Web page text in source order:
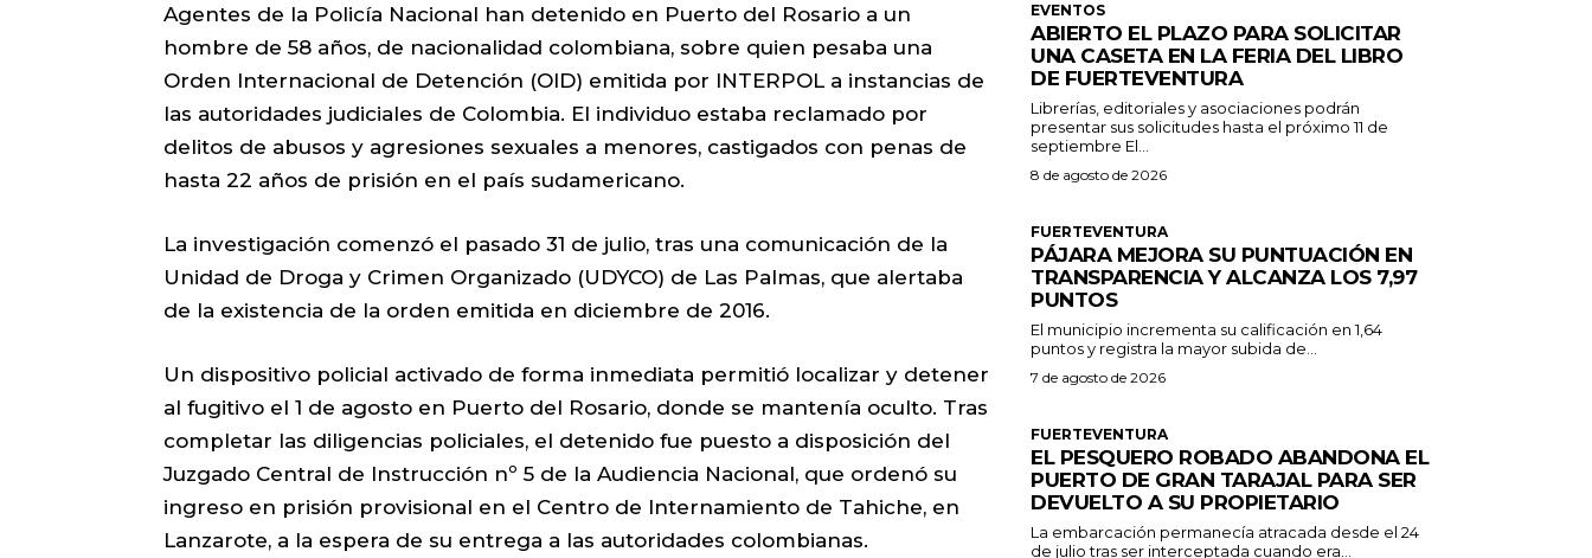
Agentes de la Policía Nacional han detenido en Puerto del Rosario a un
hombre de 58 años, de nacionalidad colombiana, sobre quien pesaba una
Orden Internacional de Detención (OID) emitida por INTERPOL a instancias de
las autoridades judiciales de Colombia. El individuo estaba reclamado por
delitos de abusos y agresiones sexuales a menores, castigados con penas de
hasta 22 años de prisión en el país sudamericano.
La investigación comenzó el pasado 31 de julio, tras una comunicación de la
Unidad de Droga y Crimen Organizado (UDYCO) de Las Palmas, que alertaba
de la existencia de la orden emitida en diciembre de 2016.
Un dispositivo policial activado de forma inmediata permitió localizar y detener
al fugitivo el 1 de agosto en Puerto del Rosario, donde se mantenía oculto. Tras
completar las diligencias policiales, el detenido fue puesto a disposición del
Juzgado Central de Instrucción nº 5 de la Audiencia Nacional, que ordenó su
ingreso en prisión provisional en el Centro de Internamiento de Tahiche, en
Lanzarote, a la espera de su entrega a las autoridades colombianas.
EVENTOS
ABIERTO EL PLAZO PARA SOLICITAR
UNA CASETA EN LA FERIA DEL LIBRO
DE FUERTEVENTURA
Librerías, editoriales y asociaciones podrán
presentar sus solicitudes hasta el próximo 11 de
septiembre El...
8 de agosto de 2026
FUERTEVENTURA
PÁJARA MEJORA SU PUNTUACIÓN EN
TRANSPARENCIA Y ALCANZA LOS 7,97
PUNTOS
El municipio incrementa su calificación en 1,64
puntos y registra la mayor subida de...
7 de agosto de 2026
FUERTEVENTURA
EL PESQUERO ROBADO ABANDONA EL
PUERTO DE GRAN TARAJAL PARA SER
DEVUELTO A SU PROPIETARIO
La embarcación permanecía atracada desde el 24
de julio tras ser interceptada cuando era...